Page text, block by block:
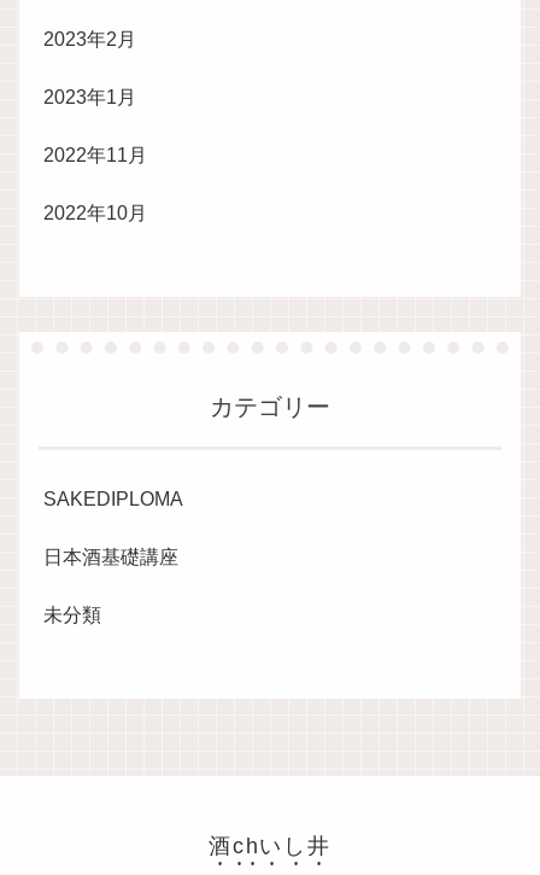
2023年2月
2023年1月
2022年11月
2022年10月
カテゴリー
SAKEDIPLOMA
日本酒基礎講座
未分類
酒chいし井